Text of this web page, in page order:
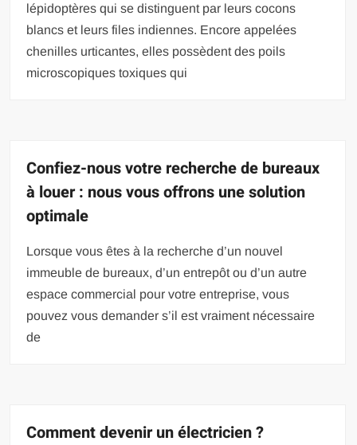
lépidoptères qui se distinguent par leurs cocons
blancs et leurs files indiennes. Encore appelées
chenilles urticantes, elles possèdent des poils
microscopiques toxiques qui
Confiez-nous votre recherche de bureaux
à louer : nous vous offrons une solution
optimale
Lorsque vous êtes à la recherche d’un nouvel
immeuble de bureaux, d’un entrepôt ou d’un autre
espace commercial pour votre entreprise, vous
pouvez vous demander s’il est vraiment nécessaire
de
Comment devenir un électricien ?